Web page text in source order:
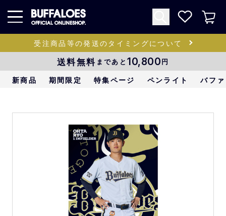
受注商品等の発送のタイミングについて
送料無料 まであと 10,800円
新商品 期間限定 特集ページ ペンライト バフ